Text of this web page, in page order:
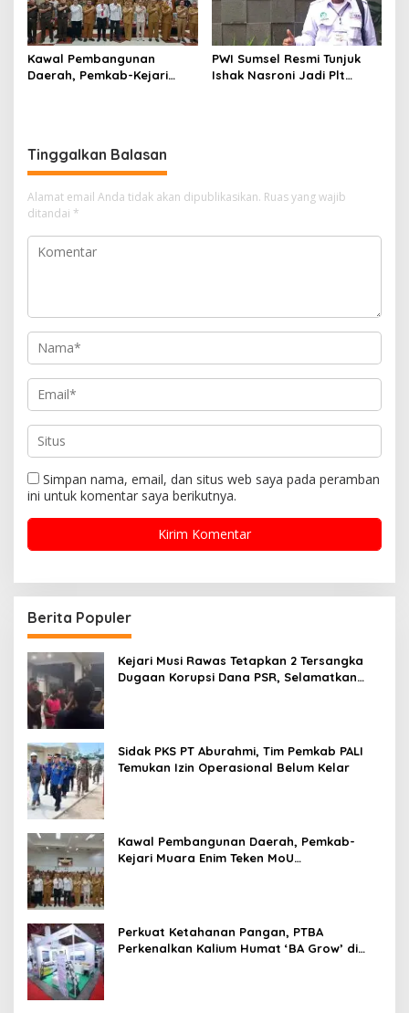
Kawal Pembangunan
Daerah, Pemkab-Kejari
PWI Sumsel Resmi Tunjuk
Ishak Nasroni Jadi Plt
Tinggalkan Balasan
Alamat email Anda tidak akan dipublikasikan. Ruas yang wajib
ditandai *
Simpan nama, email, dan situs web saya pada peramban
ini untuk komentar saya berikutnya.
Berita Populer
Kejari Musi Rawas Tetapkan 2 Tersangka
Dugaan Korupsi Dana PSR, Selamatkan
Sidak PKS PT Aburahmi, Tim Pemkab PALI
Temukan Izin Operasional Belum Kelar
Kawal Pembangunan Daerah, Pemkab-
Kejari Muara Enim Teken MoU
Perkuat Ketahanan Pangan, PTBA
Perkenalkan Kalium Humat ‘BA Grow’ di